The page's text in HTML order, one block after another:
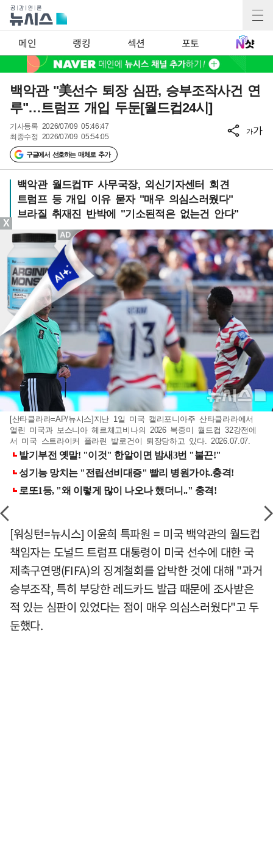
메인 랭킹 섹션 포토
백악관 "美선수 퇴장 심판, 승부조작사건 연
루"…트럼프 개입 두둔[월드컵24시]
기사등록 2026/07/09 05:46:47
최종수정 2026/07/09 05:54:05
구글에서 선호하는 매체로 추가
가가
백악관 월드컵TF 사무국장, 외신기자센터 회견
트럼프 등 개입 이유 묻자 "매우 의심스러웠다"
브라질 취재진 반박에 "기소된적은 없는건 안다"
[산타클라라=AP/뉴시스]지난 1일 미국 캘리포니아주 산타클라라에서
열린 미국과 보스니아 헤르체고비나의 2026 북중미 월드컵 32강전에
서 미국 스트라이커 폴라린 발로건이 퇴장당하고 있다. 2026.07.07.
[워싱턴=뉴시스] 이윤희 특파원 = 미국 백악관의 월드컵
책임자는 도널드 트럼프 대통령이 미국 선수에 대한 국
제축구연맹(FIFA)의 징계철회를 압박한 것에 대해 "과거
승부조작, 특히 부당한 레드카드 발급 때문에 조사받은
적 있는 심판이 있었다는 점이 매우 의심스러웠다"고 두
둔했다.
X